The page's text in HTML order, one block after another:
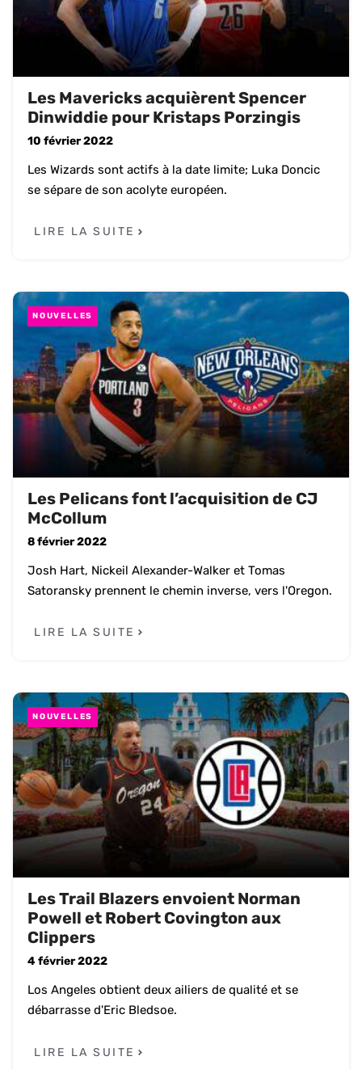
Les Mavericks acquièrent Spencer
Dinwiddie pour Kristaps Porzingis
10 février 2022
Les Wizards sont actifs à la date limite; Luka Doncic
se sépare de son acolyte européen.
LIRE LA SUITE
NOUVELLES
Les Pelicans font l’acquisition de CJ
McCollum
8 février 2022
Josh Hart, Nickeil Alexander-Walker et Tomas
Satoransky prennent le chemin inverse, vers l'Oregon.
LIRE LA SUITE
NOUVELLES
Les Trail Blazers envoient Norman
Powell et Robert Covington aux
Clippers
4 février 2022
Los Angeles obtient deux ailiers de qualité et se
débarrasse d'Eric Bledsoe.
LIRE LA SUITE